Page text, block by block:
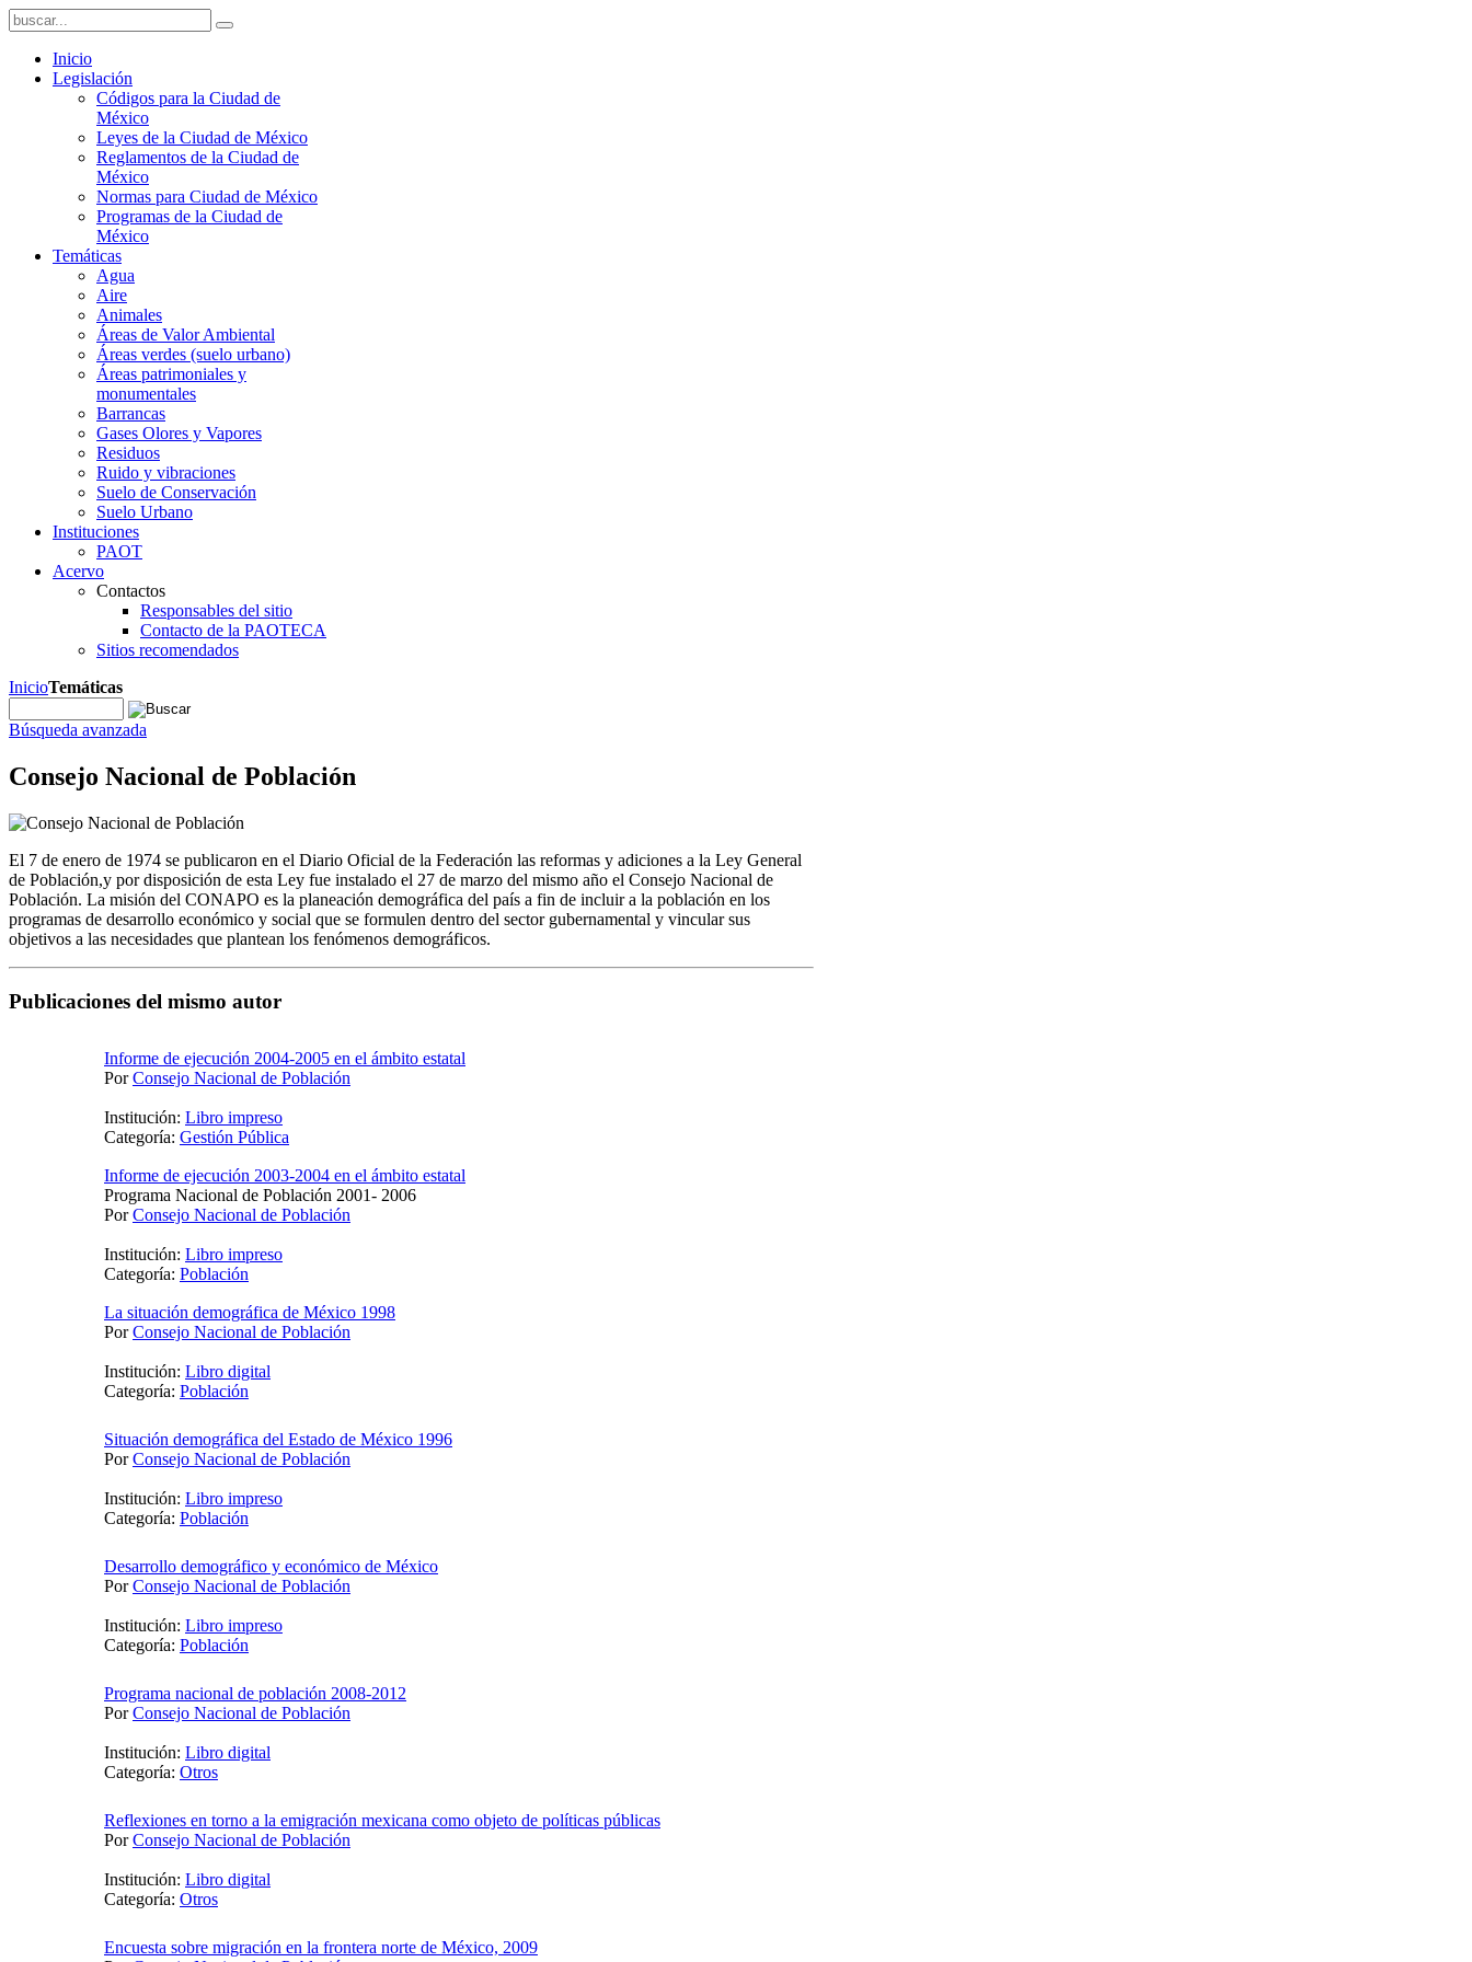
Inicio
Legislación
Códigos para la Ciudad de
México
Leyes de la Ciudad de México
Reglamentos de la Ciudad de
México
Normas para Ciudad de México
Programas de la Ciudad de
México
Temáticas
Agua
Aire
Animales
Áreas de Valor Ambiental
Áreas verdes (suelo urbano)
Áreas patrimoniales y
monumentales
Barrancas
Gases Olores y Vapores
Residuos
Ruido y vibraciones
Suelo de Conservación
Suelo Urbano
Instituciones
PAOT
Acervo
Contactos
Responsables del sitio
Contacto de la PAOTECA
Sitios recomendados
InicioTemáticas
Búsqueda avanzada
Consejo Nacional de Población
El 7 de enero de 1974 se publicaron en el Diario Oficial de la Federación las reformas y adiciones a la Ley General
de Población,y por disposición de esta Ley fue instalado el 27 de marzo del mismo año el Consejo Nacional de
Población. La misión del CONAPO es la planeación demográfica del país a fin de incluir a la población en los
programas de desarrollo económico y social que se formulen dentro del sector gubernamental y vincular sus
objetivos a las necesidades que plantean los fenómenos demográficos.
Publicaciones del mismo autor
Informe de ejecución 2004-2005 en el ámbito estatal
PorConsejo Nacional de Población
Institución: Libro impreso
Categoría: Gestión Pública
Informe de ejecución 2003-2004 en el ámbito estatal
Programa Nacional de Población 2001- 2006
PorConsejo Nacional de Población
Institución: Libro impreso
Categoría: Población
La situación demográfica de México 1998
PorConsejo Nacional de Población
Institución: Libro digital
Categoría: Población
Situación demográfica del Estado de México 1996
PorConsejo Nacional de Población
Institución: Libro impreso
Categoría: Población
Desarrollo demográfico y económico de México
PorConsejo Nacional de Población
Institución: Libro impreso
Categoría: Población
Programa nacional de población 2008-2012
PorConsejo Nacional de Población
Institución: Libro digital
Categoría: Otros
Reflexiones en torno a la emigración mexicana como objeto de políticas públicas
PorConsejo Nacional de Población
Institución: Libro digital
Categoría: Otros
Encuesta sobre migración en la frontera norte de México, 2009